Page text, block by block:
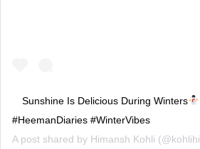
Sunshine Is Delicious During Winters
#HeemanDiaries #WinterVibes
A post shared by Himansh Kohli